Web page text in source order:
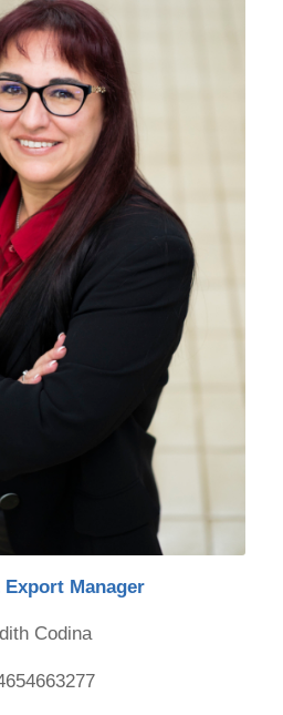
Export Manager
Codina